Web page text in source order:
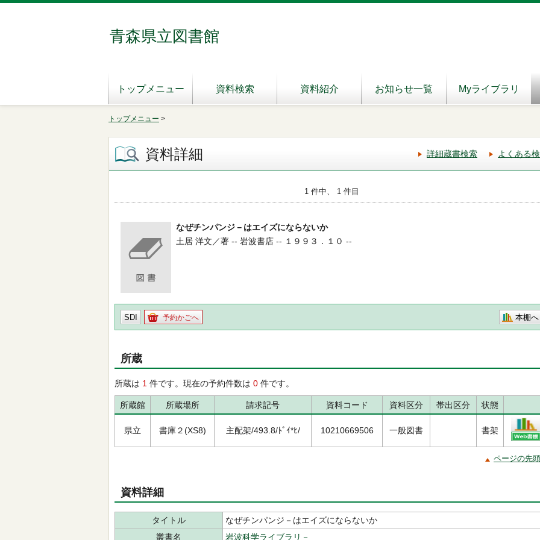
青森県立図書館
トップメニュー 資料検索 資料紹介 お知らせ一覧 Myライブラリ
トップメニュー >
資料詳細 詳細蔵書検索 よくある
1 件中、 1 件目
なぜチンパンジ－はエイズにならないか
土居 洋文／著 -- 岩波書店 -- １９９３．１０ --
SDI 予約かごへ 本棚へ
所蔵
所蔵は 1 件です。現在の予約件数は 0 件です。
所蔵館 所蔵場所 請求記号 資料コード 資料区分 帯出区分 状態
県立 書庫２(XS8) 主配架/493.8/ﾄﾞｲ*ﾋ/ 10210669506 一般図書 書架
ページの先
資料詳細
タイトル
なぜチンパンジ－はエイズにならないか
叢書名
岩波科学ライブラリ－